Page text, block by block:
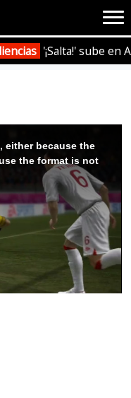
JUEGOS
ANÁLISIS
VÍDEOS
OCIO
CINE
'¡Salta!' sube en
Euro 2012 'FIFA 12'
either because the
the format is not